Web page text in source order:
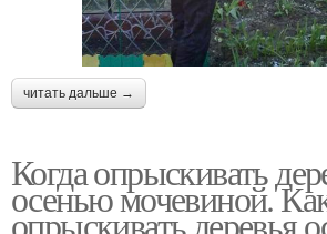
читать дальше →
Когда опрыскивать
осенью мочевиной.
опрыскивать деревья